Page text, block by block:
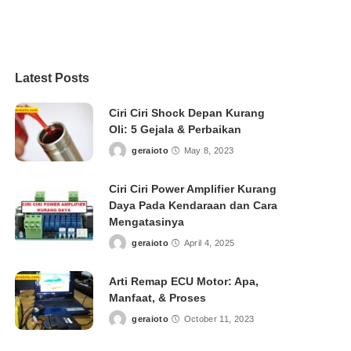
Latest Posts
Ciri Ciri Shock Depan Kurang
Oli: 5 Gejala & Perbaikan
Postedgeraioto May 8, 2023
Ciri Ciri Power Amplifier Kurang
Daya Pada Kendaraan dan Cara
Mengatasinya
Postedgeraioto April 4, 2025
Arti Remap ECU Motor: Apa,
Manfaat, & Proses
Postedgeraioto October 11, 2023